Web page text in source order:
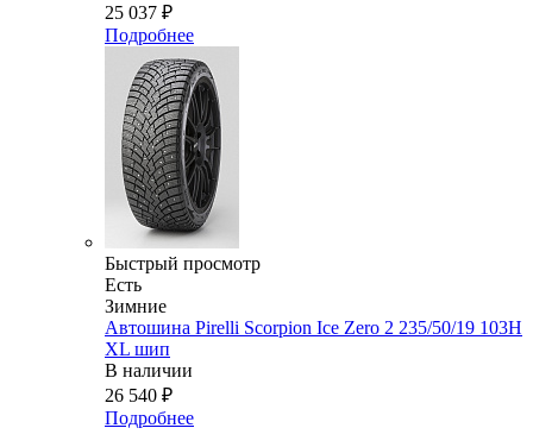
25 037 ₽
Подробнее
Быстрый просмотр
Есть
Зимние
Автошина Pirelli Scorpion Ice Zero 2 235/50/19 103H
XL шип
В наличии
26 540 ₽
Подробнее